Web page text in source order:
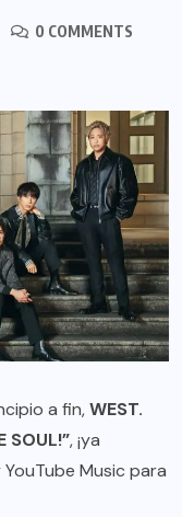
0 COMMENTS
a fin,WEST.
SOUL!”, ¡ya
Music para